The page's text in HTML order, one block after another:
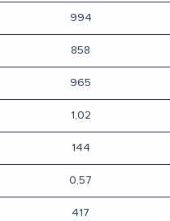
994
858
965
1,02
144
0,57
417